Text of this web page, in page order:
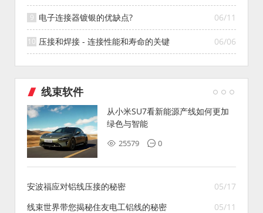
06/11
电子连接器镀银的优缺点?
06/06
压接和焊接 - 连接性能和寿命的关键
线束软件
从小米SU7看新能源产线如何更加
绿色与智能
25579 0
05/17
安波福应对铝线压接的秘密
05/11
线束世界带您揭秘住友电工铝线的秘密